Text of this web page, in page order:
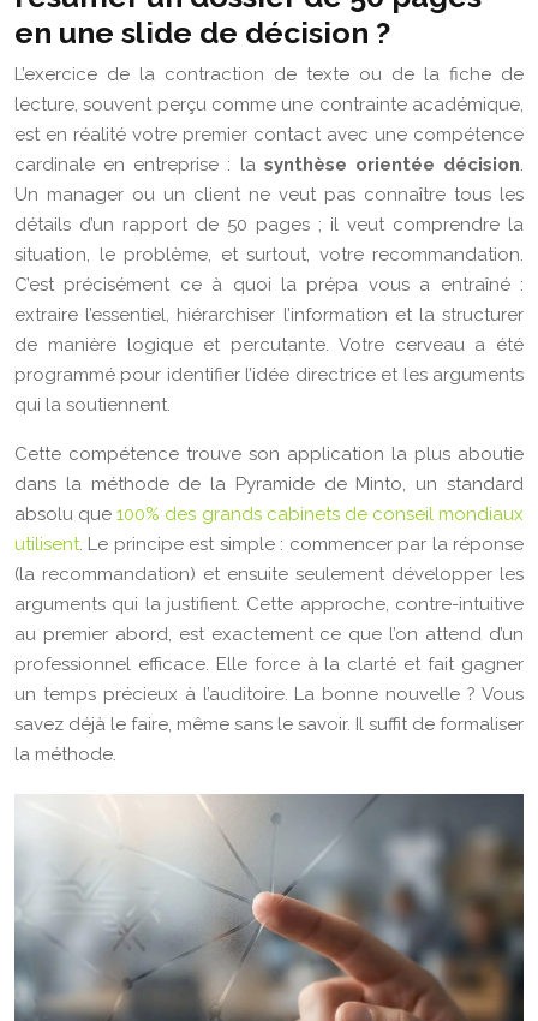
en une slide de décision ?
L’exercice de la contraction de texte ou de la fiche de
lecture, souvent perçu comme une contrainte académique,
est en réalité votre premier contact avec une compétence
cardinale en entreprise : la synthèse orientée décision.
Un manager ou un client ne veut pas connaître tous les
détails d’un rapport de 50 pages ; il veut comprendre la
situation, le problème, et surtout, votre recommandation.
C’est précisément ce à quoi la prépa vous a entraîné :
extraire l’essentiel, hiérarchiser l’information et la structurer
de manière logique et percutante. Votre cerveau a été
programmé pour identifier l’idée directrice et les arguments
qui la soutiennent.
Cette compétence trouve son application la plus aboutie
dans la méthode de la Pyramide de Minto, un standard
absolu que100% des grands cabinets de conseil mondiaux
utilisent. Le principe est simple : commencer par la réponse
(la recommandation) et ensuite seulement développer les
arguments qui la justifient. Cette approche, contre-intuitive
au premier abord, est exactement ce que l’on attend d’un
professionnel efficace. Elle force à la clarté et fait gagner
un temps précieux à l’auditoire. La bonne nouvelle ? Vous
savez déjà le faire, même sans le savoir. Il suffit de formaliser
la méthode.